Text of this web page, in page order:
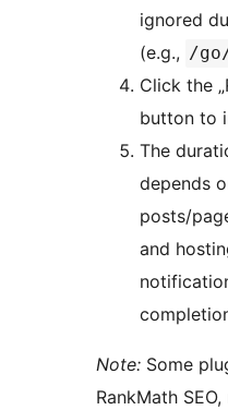
ignored
(e.g., /
Click the
button to
The
depends
posts/
and
Note: Some
RankMath